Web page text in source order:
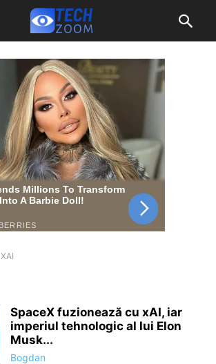
XAI
SpaceX fuzionează cu xAI, iar
imperiul tehnologic al lui Elon
Musk...
Bogdan